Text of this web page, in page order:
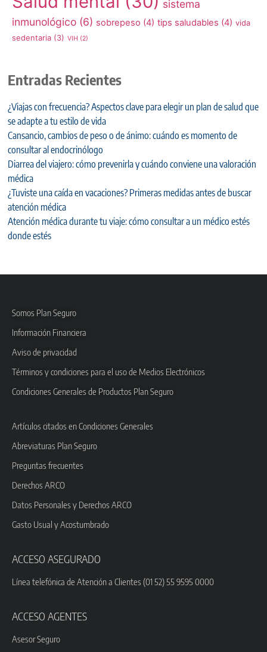
sistema
inmunológico (6) sobrepeso (4) tips saludables (4) vida
sedentaria (3) VIH (2)
Entradas Recientes
¿Viajas con frecuencia? Aspectos clave para elegir un plan de salud que
se adapte a tu estilo de vida
Cansancio, cambios de peso o de ánimo: cuándo es momento de
consultar al endocrinólogo
Diarrea del viajero: cómo prevenirla y cuándo conviene una valoración
médica
¿Tuviste una caída en vacaciones? Primeras medidas antes de buscar
atención médica
Atención médica durante tu viaje: cómo consultar a un médico estés
donde estés
Somos Plan Seguro
Información Financiera
Aviso de privacidad
Términos y condiciones para el uso de Medios Electrónicos
Condiciones Generales de Productos Plan Seguro
Artículos citados en Condiciones Generales
Abreviaturas Plan Seguro
Preguntas frecuentes
Derechos ARCO
Datos Personales y Derechos ARCO
Gasto Usual y Acostumbrado
ACCESO ASEGURADO
Línea telefónica de Atención a Clientes (01 52) 55 9595 0000
ACCESO AGENTES
Asesor Seguro